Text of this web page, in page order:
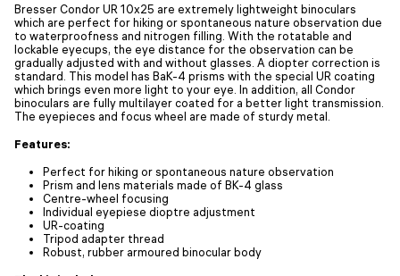
Bresser Condor UR 10x25 are extremely lightweight binoculars
which are perfect for hiking or spontaneous nature observation due
to waterproofness and nitrogen filling. With the rotatable and
lockable eyecups, the eye distance for the observation can be
gradually adjusted with and without glasses. A diopter correction is
standard. This model has BaK-4 prisms with the special UR coating
which brings even more light to your eye. In addition, all Condor
binoculars are fully multilayer coated for a better light transmission.
The eyepieces and focus wheel are made of sturdy metal.
Features:
Perfect for hiking or spontaneous nature observation
Prism and lens materials made of BK-4 glass
Centre-wheel focusing
Individual eyepiese dioptre adjustment
UR-coating
Tripod adapter thread
Robust, rubber armoured binocular body